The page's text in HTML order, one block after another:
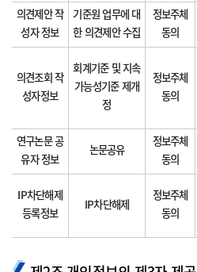
의견제안 작
성자 정보
기준원 업무에 대
한 의견제안 수집
정보주체
동의
의견조회 작
성자정보
회계기준 및 지속
가능성기준 제개
정
정보주체
동의
연구논문 공
유자 정보
논문공유
정보주체
동의
IP차단해제
등록정보
IP차단해제
정보주체
동의